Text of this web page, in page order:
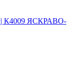
К4009 ЯСКРАВО-